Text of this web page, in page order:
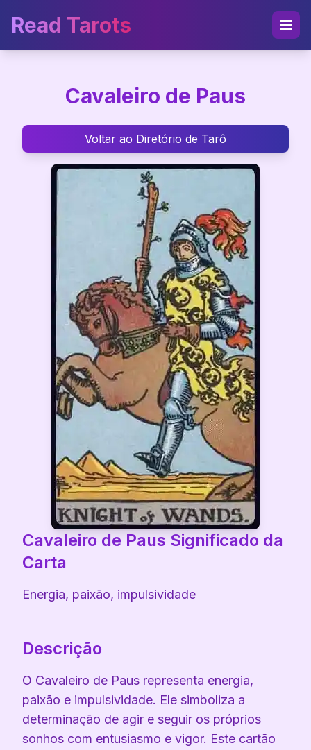
Read Tarots
Cavaleiro de Paus
Voltar ao Diretório de Tarô
Cavaleiro de Paus Significado da
Carta
Energia, paixão, impulsividade
Descrição
O Cavaleiro de Paus representa energia,
paixão e impulsividade. Ele simboliza a
determinação de agir e seguir os próprios
sonhos com entusiasmo e vigor. Este cartão